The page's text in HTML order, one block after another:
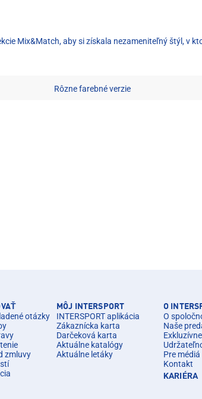
Mix&Match, aby si získala nezameniteľný štýl, v
Rôzne farebné verzie
otázky
zmluvy
MÔJ INTERSPORT
INTERSPORT aplikácia
Zákaznícka karta
Darčeková karta
Aktuálne katalógy
Aktuálne letáky
O
O
Naše
Pre médiá
Kontakt
KARIÉRA